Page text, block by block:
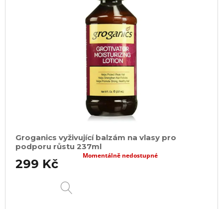
Groganics vyživující balzám na vlasy pro
podporu růstu 237ml
299 Kč
Momentálně nedostupné